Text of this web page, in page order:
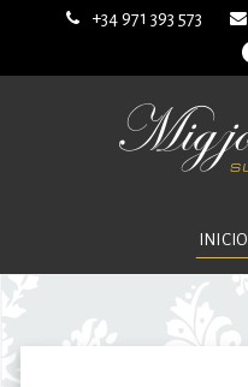
+34 971 393 573
INICIO